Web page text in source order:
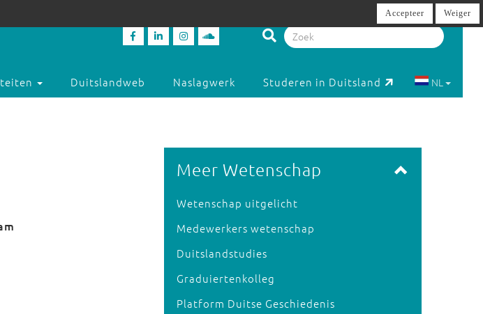
Duitslandweb Naslagwerk Studeren in Duitsland NL
Meer Wetenschap
Wetenschap uitgelicht
Medewerkers wetenschap
Duitslandstudies
Graduiertenkolleg
Platform Duitse Geschiedenis
Accepteer Weiger